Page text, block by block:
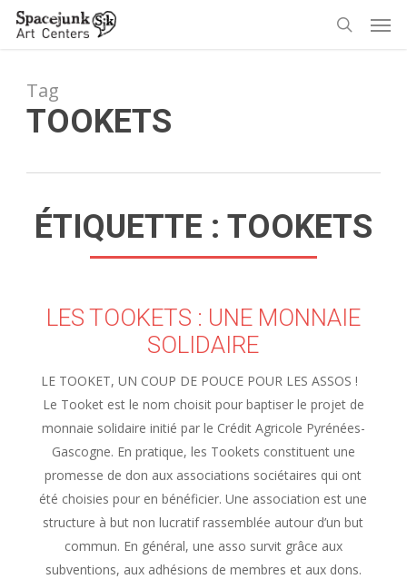
Skip
contentTag
TOOKETS
ÉTIQUETTE : TOOKETS
LES TOOKETS : UNE MONNAIE
SOLIDAIRE
LE TOOKET, UN COUP DE POUCE POUR LES ASSOS !
Le Tooket est le nom choisit pour baptiser le projet de
monnaie solidaire initié par le Crédit Agricole Pyrénées-
Gascogne. En pratique, les Tookets constituent une
promesse de don aux associations sociétaires qui ont
été choisies pour en bénéficier. Une association est une
structure à but non lucratif rassemblée autour d’un but
commun. En général, une asso survit grâce aux
subventions, aux adhésions de membres et aux dons.